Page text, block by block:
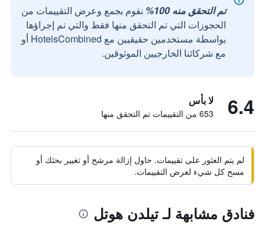
تم التحقق منه 100%
نقوم بجمع وعرض التقييمات من
الحجوزات التي تم التحقق منها فقط والتي تم إجراؤها
بواسطة مستخدمين حقيقيين مع HotelsCombined أو
مع شركائنا الخارجيين الموثوقين.
6.4 لا بأس
653 من التقييمات تم التحقق منها
لم يتم العثور على تقييمات. حاول إزالة مرشح أو تغيير بحثك أو
مسح كل شيء لعرض التقييمات.
فنادق مشابهة لـ تيلدن هوتل